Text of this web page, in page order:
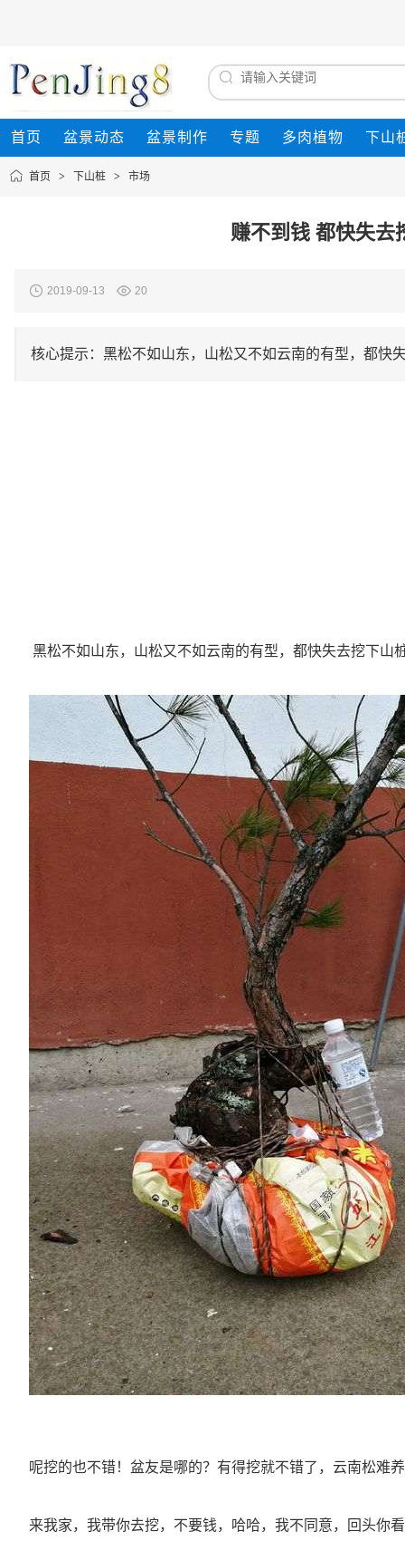
首页 盆景动态 盆景制作 专题 多肉植物 下山
首页 > 下山桩 > 市场
赚不到钱 都快失去
2019-09-13 20
核心提示：黑松不如山东，山松又不如云南的有型，都快
黑松不如山东，山松又不如云南的有型，都快失去挖下山
呢挖的也不错！盆友是哪的？有得挖就不错了，云南松难
来我家，我带你去挖，不要钱，哈哈，我不同意，回头你